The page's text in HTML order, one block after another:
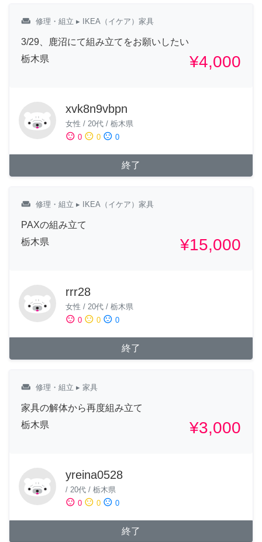
weekend 修理・組立 ▸ IKEA（イケア）家具
3/29、鹿沼にて組み立てをお願いしたい
栃木県
¥4,000
xvk8n9vbpn
女性 / 20代 / 栃木県
sentiment_satisfied 0 sentiment_neutral 0 sentiment_dissatisfied 0
終了
weekend 修理・組立 ▸ IKEA（イケア）家具
PAXの組み立て
栃木県
¥15,000
rrr28
女性 / 20代 / 栃木県
sentiment_satisfied 0 sentiment_neutral 0 sentiment_dissatisfied 0
終了
weekend 修理・組立 ▸ 家具
家具の解体から再度組み立て
栃木県
¥3,000
yreina0528
/ 20代 / 栃木県
sentiment_satisfied 0 sentiment_neutral 0 sentiment_dissatisfied 0
終了